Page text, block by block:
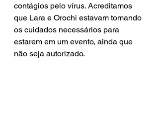
contágios pelo vírus. Acreditamos
que Lara e Orochi estavam tomando
os cuidados necessários para
estarem em um evento, ainda que
não seja autorizado.